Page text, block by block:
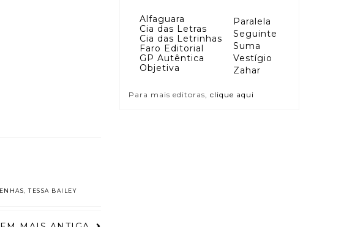
,TESSA BAILEY
Alfaguara
Cia das Letras
Cia das Letrinhas
Faro Editorial
GP Autêntica
Objetiva
Paralela
Seguinte
Suma
Vestígio
Zahar
Para mais editoras, clique aqui